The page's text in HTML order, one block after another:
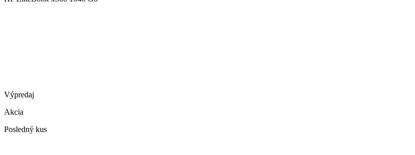
Výpredaj
Akcia
Posledný kus